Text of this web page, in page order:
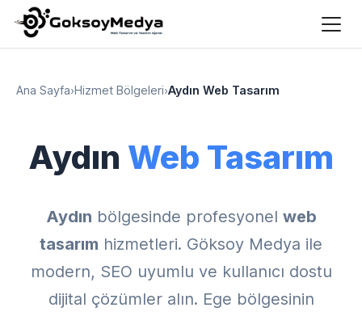
Ana Sayfa›Hizmet Bölgeleri›Aydın Web Tasarım
Aydın Web Tasarım
Aydın bölgesinde profesyonel web
tasarım hizmetleri. Göksoy Medya ile
modern, SEO uyumlu ve kullanıcı dostu
dijital çözümler alın. Ege bölgesinin